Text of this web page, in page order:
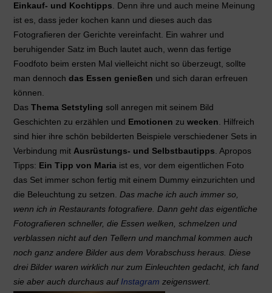
Einkauf- und Kochtipps . Denn ihre und auch meine Meinung
ist es, dass jeder kochen kann und dieses auch das
Fotografieren der Gerichte vereinfacht. Ein wahrer und
beruhigender Satz im Buch lautet auch, wenn das fertige
Foodfoto beim ersten Mal vielleicht nicht so überzeugt, sollte
man dennoch das Essen genießen und sich daran erfreuen
können.
Das Thema Setstyling soll anregen mit seinem Bild
Geschichten zu erzählen und Emotionen zu wecken . Hilfreich
sind hier ihre schön bebilderten Beispiele verschiedener Sets in
Verbindung mit Ausrüstungs- und Selbstbautipps . Apropos
Tipps: Ein Tipp von Maria ist es, vor dem eigentlichen Foto
das Set immer schon fertig mit einem Dummy einzurichten und
die Beleuchtung zu setzen. Das mache ich auch immer so,
wenn ich in Restaurants fotografiere. Dann geht das eigentliche
Fotografieren schneller, die Essen welken, schmelzen und
verblassen nicht auf den Tellern und manchmal kommen auch
noch ganz andere Bilder aus dem Vorabschuss heraus. Diese
drei Bilder waren wirklich nur zum Einleuchten gedacht, ich fand
sie aber auch durchaus auf Instagram zeigenswert.